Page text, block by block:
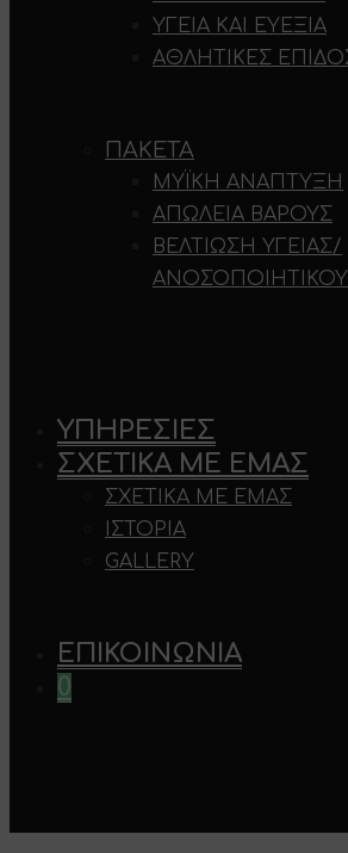
ΥΓΕΊΑ ΚΑΙ ΕΥΕΞΊΑ
ΑΘΛΗΤΙΚΈΣ
ΠΑΚΈΤΑ
ΜΥΪΚΉ ΑΝΆΠΤΥΞΗ
ΑΠΏΛΕΙΑ ΒΆΡΟΥΣ
ΒΕΛΤΊΩΣΗ ΥΓΕΊΑΣ/
ΑΝΟΣΟΠΟΙΗΤΙΚΟΎ
ΥΠΗΡΕΣΊΕΣ
ΣΧΕΤΙΚΆ ΜΕ ΕΜΆΣ
ΣΧΕΤΙΚΆ ΜΕ ΕΜΆΣ
ΙΣΤΟΡΊΑ
GALLERY
ΕΠΙΚΟΙΝΩΝΊΑ
0